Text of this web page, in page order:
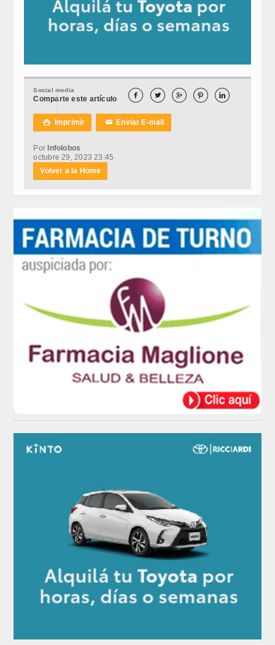
Social media
Comparte este artículo     
 Imprimir ✉Enviar E-mail
PorInfolobos
octubre 29, 2023 23:45
Volver a la Home